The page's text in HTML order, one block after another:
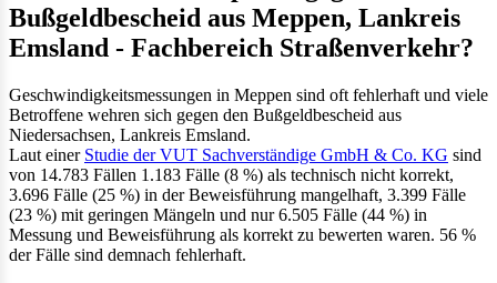
Bußgeldbescheid aus Meppen, Lankreis
Emsland - Fachbereich Straßenverkehr?
Geschwindigkeitsmessungen in Meppen sind oft fehlerhaft und viele
Betroffene wehren sich gegen den Bußgeldbescheid aus
Niedersachsen, Lankreis Emsland.
Laut einer Studie der VUT Sachverständige GmbH & Co. KG sind
von 14.783 Fällen 1.183 Fälle (8 %) als technisch nicht korrekt,
3.696 Fälle (25 %) in der Beweisführung mangelhaft, 3.399 Fälle
(23 %) mit geringen Mängeln und nur 6.505 Fälle (44 %) in
Messung und Beweisführung als korrekt zu bewerten waren. 56 %
der Fälle sind demnach fehlerhaft.